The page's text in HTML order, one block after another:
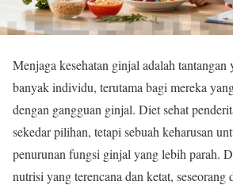
Menjaga kesehatan ginjal adalah
banyak individu, terutama bagi mereka
dengan gangguan ginjal. Diet sehat
sekedar pilihan, tetapi sebuah keharusan
penurunan fungsi ginjal yang lebih parah.
nutrisi yang terencana dan ketat, seseorang